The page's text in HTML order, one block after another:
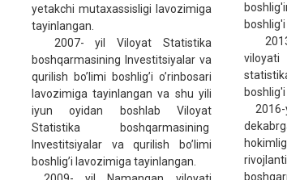
yetakchi mutaxassisligi lavozimiga
tayinlangan.
2007- yil Viloyat Statistika
boshqarmasining Investitsiyalar va
qurilish bo’limi boshlig’i o’rinbosari
lavozimiga tayinlangan va shu yili
iyun oyidan boshlab Viloyat
Statistika boshqarmasining
Investitsiyalar va qurilish bo’limi
boshlig’i lavozimiga tayinlangan.
2013-
2016-